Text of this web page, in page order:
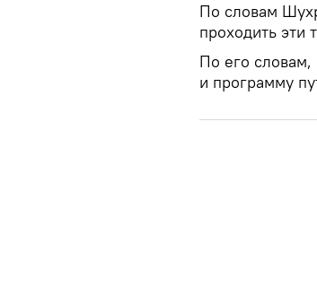
По словам
проходить эти
По его
и программу